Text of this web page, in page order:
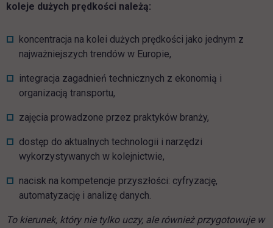
koleje dużych prędkości należą:
koncentracja na kolei dużych prędkości jako jednym z
najważniejszych trendów w Europie,
integracja zagadnień technicznych z ekonomią i
organizacją transportu,
zajęcia prowadzone przez praktyków branży,
dostęp do aktualnych technologii i narzędzi
wykorzystywanych w kolejnictwie,
nacisk na kompetencje przyszłości: cyfryzację,
automatyzację i analizę danych.
To kierunek, który nie tylko uczy, ale również przygotowuje w